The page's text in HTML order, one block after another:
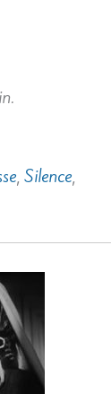
, Silence,